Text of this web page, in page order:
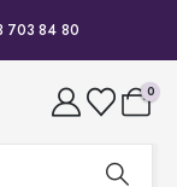
703 84 80
0